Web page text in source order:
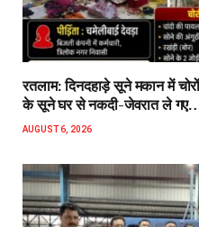
रतलाम: दिनदहाड़े सूने मकान में
के सूने घर से नकदी-जेवरात ले
AUGUST 6, 2026